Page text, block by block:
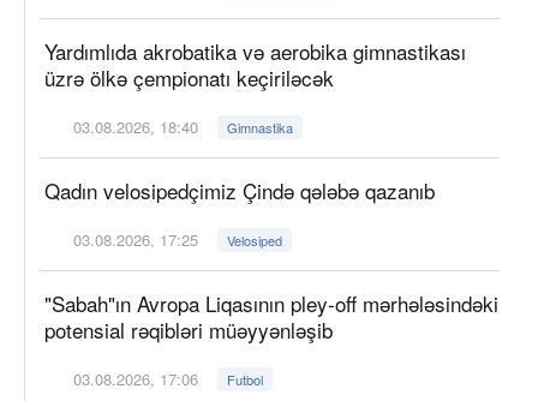
Yardımlıda akrobatika və aerobika gimnastikası
üzrə ölkə çempionatı keçiriləcək
03.08.2026, 18:40 Gimnastika
Qadın velosipedçimiz Çində qələbə qazanıb
03.08.2026, 17:25 Velosiped
"Sabah"ın Avropa Liqasının pley-off mərhələsindəki
potensial rəqibləri müəyyənləşib
03.08.2026, 17:06 Futbol